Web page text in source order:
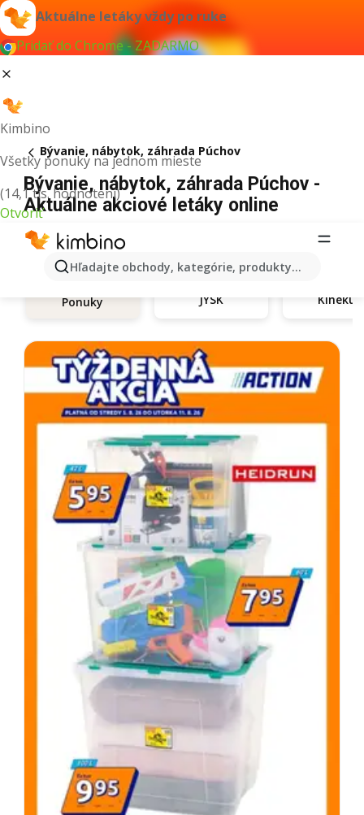
Aktuálne letáky vždy po ruke
Pridať do Chrome - ZADARMO
Kimbino
Všetky ponuky na jednom mieste
(14,1 tis. hodnotení)
Otvoriť
Hľadajte obchody, kategórie, produkty...
Bývanie, nábytok, záhrada Púchov
Bývanie, nábytok, záhrada Púchov -
Aktuálne akciové letáky online
Ponuky JYSK Kinekus